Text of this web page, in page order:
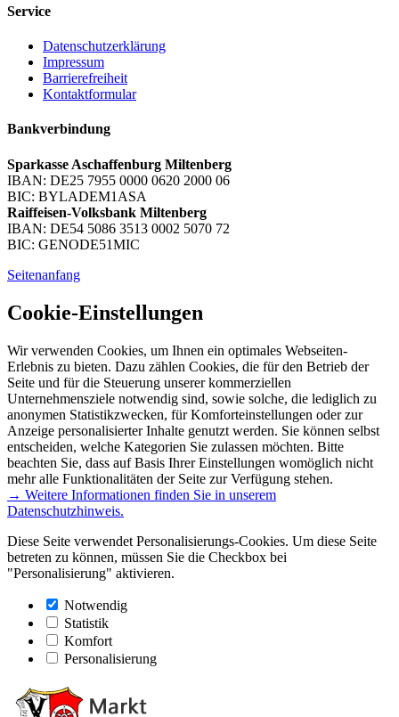
Service
Datenschutzerklärung
Impressum
Barrierefreiheit
Kontaktformular
Bankverbindung
Sparkasse Aschaffenburg Miltenberg
IBAN: DE25 7955 0000 0620 2000 06
BIC: BYLADEM1ASA
Raiffeisen-Volksbank Miltenberg
IBAN: DE54 5086 3513 0002 5070 72
BIC: GENODE51MIC
Seitenanfang
Cookie-Einstellungen
Wir verwenden Cookies, um Ihnen ein optimales Webseiten-
Erlebnis zu bieten. Dazu zählen Cookies, die für den Betrieb der
Seite und für die Steuerung unserer kommerziellen
Unternehmensziele notwendig sind, sowie solche, die lediglich zu
anonymen Statistikzwecken, für Komforteinstellungen oder zur
Anzeige personalisierter Inhalte genutzt werden. Sie können selbst
entscheiden, welche Kategorien Sie zulassen möchten. Bitte
beachten Sie, dass auf Basis Ihrer Einstellungen womöglich nicht
mehr alle Funktionalitäten der Seite zur Verfügung stehen.
→ Weitere Informationen finden Sie in unserem
Datenschutzhinweis.
Diese Seite verwendet Personalisierungs-Cookies. Um diese Seite
betreten zu können, müssen Sie die Checkbox bei
"Personalisierung" aktivieren.
Notwendig
Statistik
Komfort
Personalisierung